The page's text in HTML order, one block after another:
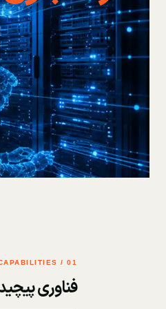
01 / CAPABILITIES
فناوری